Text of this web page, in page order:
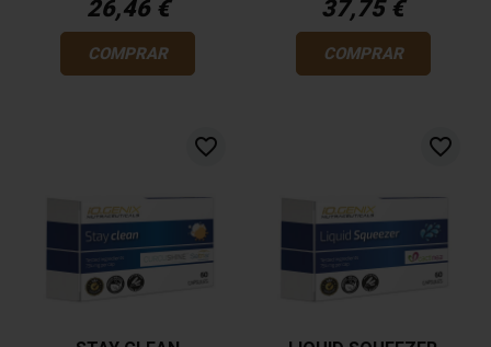
26,46 €
COMPRAR
37,75 €
COMPRAR
favorite_border favorite_border